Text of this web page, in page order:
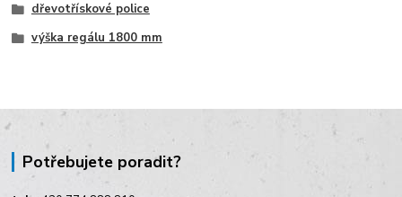
dřevotřískové police
výška regálu 1800 mm
Potřebujete poradit?